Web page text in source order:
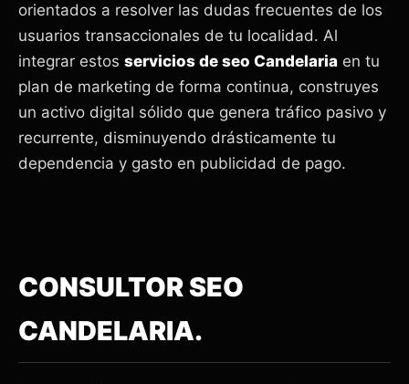
orientados a resolver las dudas frecuentes de los
usuarios transaccionales de tu localidad. Al
integrar estos servicios de seo Candelaria en tu
plan de marketing de forma continua, construyes
un activo digital sólido que genera tráfico pasivo y
recurrente, disminuyendo drásticamente tu
dependencia y gasto en publicidad de pago.
CONSULTOR SEO
CANDELARIA.